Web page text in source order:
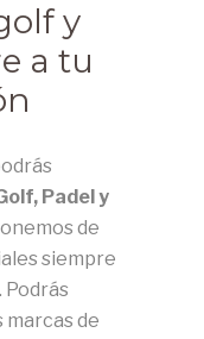
y
a tu
Padel y
de
siempre
Podrás
de